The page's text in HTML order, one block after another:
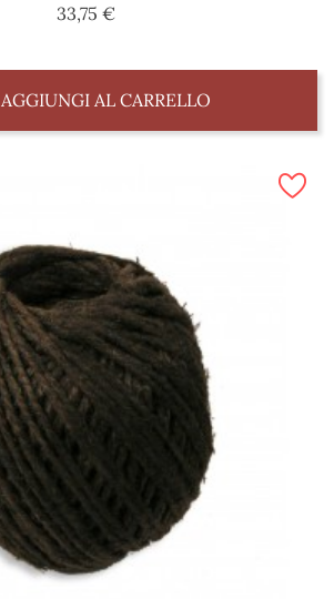
33,75 €Prezzo
AGGIUNGI AL CARRELLO